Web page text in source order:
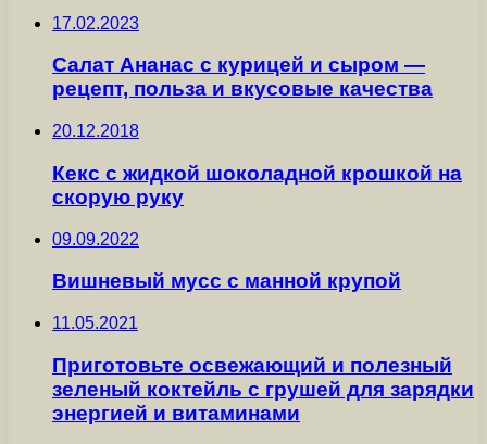
17.02.2023
Салат Ананас с курицей и сыром —
рецепт, польза и вкусовые качества
20.12.2018
Кекс с жидкой шоколадной крошкой на
скорую руку
09.09.2022
Вишневый мусс с манной крупой
11.05.2021
Приготовьте освежающий и полезный
зеленый коктейль с грушей для зарядки
энергией и витаминами